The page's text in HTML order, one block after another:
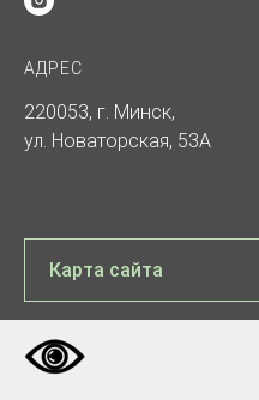
АДРЕС
220053, г. Минск,
ул. Новаторская, 53А